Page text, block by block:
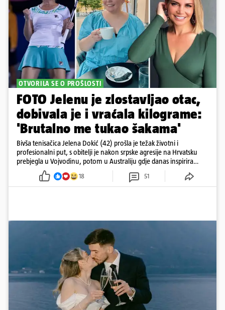
OTVORILA SE O PROŠLOSTI
FOTO Jelenu je zlostavljao otac,
dobivala je i vraćala kilograme:
'Brutalno me tukao šakama'
Bivša tenisačica Jelena Dokić (42) prošla je težak životni i
profesionalni put, s obitelji je nakon srpske agresije na Hrvatsku
prebjegla u Vojvodinu, potom u Australiju gdje danas inspirira
18 51